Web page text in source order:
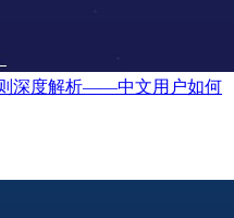
深度解析——中文用户如何